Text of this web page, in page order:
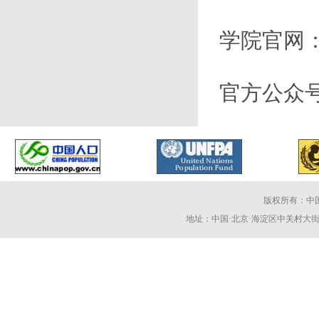
学院官网
官方公众
版权所有：中
地址：中国·北京·海淀区中关村大